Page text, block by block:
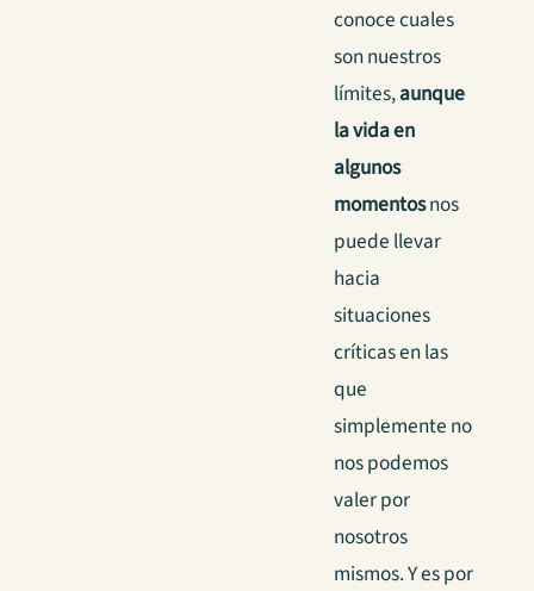
conoce cuales
son nuestros
límites,aunque
la vida en
algunos
momentosnos
puede llevar
hacia
situaciones
críticas en las
que
simplemente no
nos podemos
valer por
nosotros
mismos. Y es por